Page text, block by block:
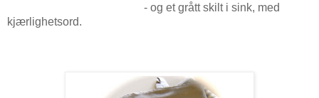
- og et grått skilt i sink, med
kjærlighetsord.